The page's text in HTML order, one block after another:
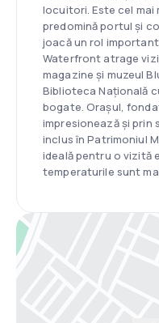
locuitori. Este cel mai
predomină portul și
joacă un rol
Waterfront atrage
magazine și muzeul
Biblioteca Națională
bogate. Orașul,
impresionează și prin
inclus în Patrimoniul
ideală pentru o vizită
temperaturile sunt